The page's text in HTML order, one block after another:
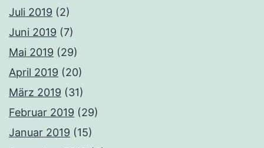
Juli 2019 (2)
Juni 2019 (7)
Mai 2019 (29)
April 2019 (20)
März 2019 (31)
Februar 2019 (29)
Januar 2019 (15)